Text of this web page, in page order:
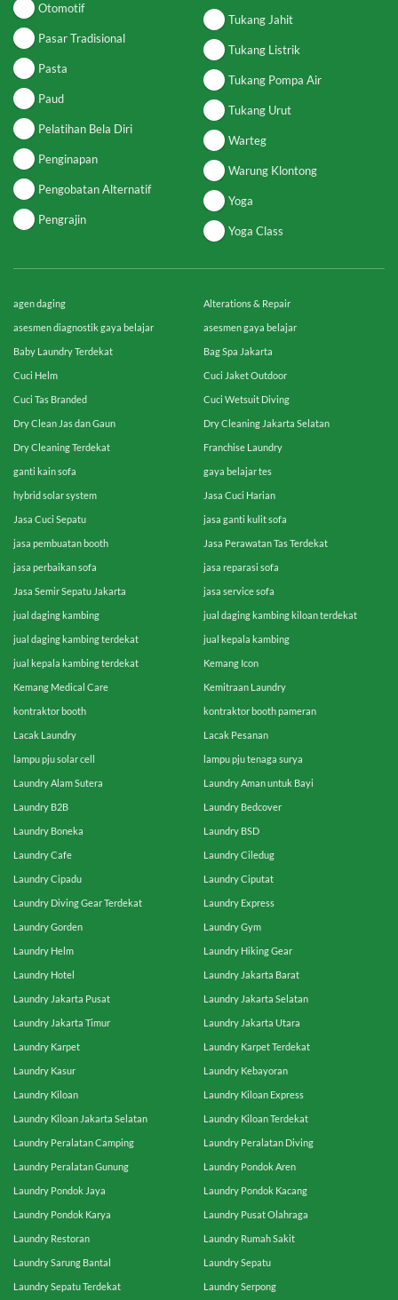
Otomotif
Pasar Tradisional
Pasta
Paud
Pelatihan Bela Diri
Penginapan
Pengobatan Alternatif
Pengrajin
Tukang Jahit
Tukang Listrik
Tukang Pompa Air
Tukang Urut
Warteg
Warung Klontong
Yoga
Yoga Class
agen daging Alterations & Repair
asesmen diagnostik gaya belajar asesmen gaya belajar
Baby Laundry Terdekat Bag Spa Jakarta
Cuci Helm Cuci Jaket Outdoor
Cuci Tas Branded Cuci Wetsuit Diving
Dry Clean Jas dan Gaun Dry Cleaning Jakarta Selatan
Dry Cleaning Terdekat Franchise Laundry
ganti kain sofa gaya belajar tes
hybrid solar system Jasa Cuci Harian
Jasa Cuci Sepatu jasa ganti kulit sofa
jasa pembuatan booth Jasa Perawatan Tas Terdekat
jasa perbaikan sofa jasa reparasi sofa
Jasa Semir Sepatu Jakarta jasa service sofa
jual daging kambing jual daging kambing kiloan terdekat
jual daging kambing terdekat jual kepala kambing
jual kepala kambing terdekat Kemang Icon
Kemang Medical Care Kemitraan Laundry
kontraktor booth kontraktor booth pameran
Lacak Laundry Lacak Pesanan
lampu pju solar cell lampu pju tenaga surya
Laundry Alam Sutera Laundry Aman untuk Bayi
Laundry B2B Laundry Bedcover
Laundry Boneka Laundry BSD
Laundry Cafe Laundry Ciledug
Laundry Cipadu Laundry Ciputat
Laundry Diving Gear Terdekat Laundry Express
Laundry Gorden Laundry Gym
Laundry Helm Laundry Hiking Gear
Laundry Hotel Laundry Jakarta Barat
Laundry Jakarta Pusat Laundry Jakarta Selatan
Laundry Jakarta Timur Laundry Jakarta Utara
Laundry Karpet Laundry Karpet Terdekat
Laundry Kasur Laundry Kebayoran
Laundry Kiloan Laundry Kiloan Express
Laundry Kiloan Jakarta Selatan Laundry Kiloan Terdekat
Laundry Peralatan Camping Laundry Peralatan Diving
Laundry Peralatan Gunung Laundry Pondok Aren
Laundry Pondok Jaya Laundry Pondok Kacang
Laundry Pondok Karya Laundry Pusat Olahraga
Laundry Restoran Laundry Rumah Sakit
Laundry Sarung Bantal Laundry Sepatu
Laundry Sepatu Terdekat Laundry Serpong